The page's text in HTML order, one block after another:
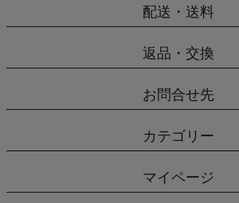
配送・送料
返品・交換
お問合せ先
カテゴリー
マイページ